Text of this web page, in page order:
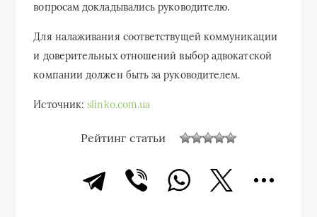
вопросам докладывались руководителю.
Для налаживания соответствущей коммуникации
и доверительных отношений выбор адвокатской
компании должен быть за руководителем.
Источник:slinko.com.ua
Рейтинг статьи